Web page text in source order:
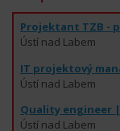
Projektant TZB -
Ústí nad Labem
IT projektový
Ústí nad Labem
Quality engineer
Ústí nad Labem